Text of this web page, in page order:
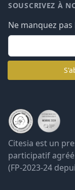
SOUSCRIVEZ À
Ne manquez
email
Citesia est un
participatif
(FP-2023-24